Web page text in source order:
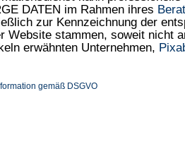
DATEN im Rahmen ihres
zur Kennzeichnung der
Website stammen, soweit nicht
erwähnten Unternehmen,
gemäß DSGVO